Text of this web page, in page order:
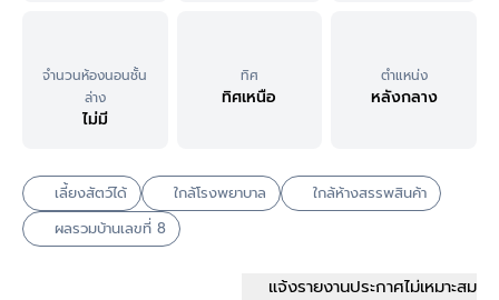
จำนวนห้องนอนชั้น
ล่าง
ไม่มี
ทิศ
ทิศเหนือ
ตำแหน่ง
หลังกลาง
เลี้ยงสัตว์ได้ ใกล้โรงพยาบาล
ใกล้ห้างสรรพสินค้า
ผลรวมบ้านเลขที่ 8
แจ้งรายงานประกาศไม่เหมาะสม